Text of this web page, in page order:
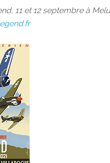
11 et 12 septembre à